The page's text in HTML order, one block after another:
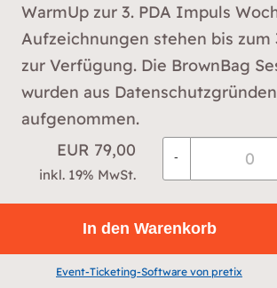
WarmUp zur 3. PDA Impuls
Aufzeichnungen stehen bis zum
zur Verfügung. Die BrownBag
wurden aus
aufgenommen.
EUR 79,00
inkl. 19% MwSt.
-
In den Warenkorb
Event-Ticketing-Software von pretix